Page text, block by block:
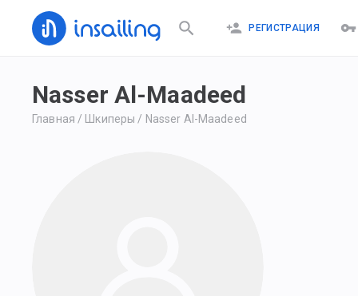
РЕГИСТРАЦИЯ
Nasser Al-Maadeed
Главная / Шкиперы / Nasser Al-Maadeed